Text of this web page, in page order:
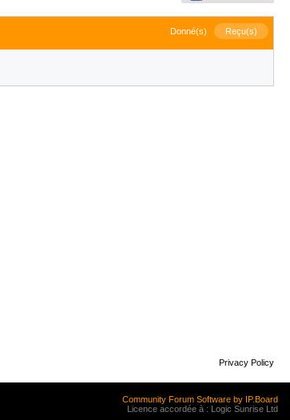
Donné(s) Reçu(s)
Privacy Policy
Community Forum Software by IP.Board
Licence accordée à : Logic Sunrise Ltd